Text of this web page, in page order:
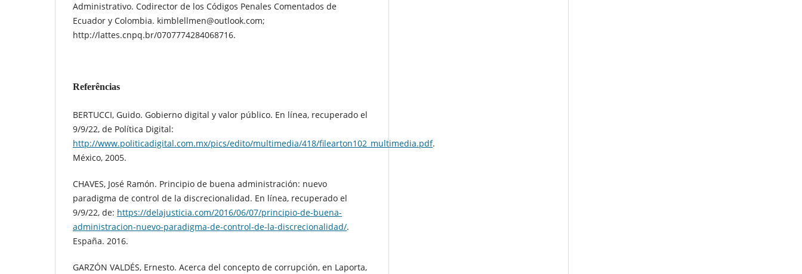
Administrativo. Codirector de los Códigos Penales Comentados de
Ecuador y Colombia. kimblellmen@outlook.com;
http://lattes.cnpq.br/0707774284068716.
Referências
BERTUCCI, Guido. Gobierno digital y valor público. En línea, recuperado el
9/9/22, de Política Digital:
http://www.politicadigital.com.mx/pics/edito/multimedia/418/filearton102_multimedia.pdf.
México, 2005.
CHAVES, José Ramón. Principio de buena administración: nuevo
paradigma de control de la discrecionalidad. En línea, recuperado el
9/9/22, de: https://delajusticia.com/2016/06/07/principio-de-buena-
administracion-nuevo-paradigma-de-control-de-la-discrecionalidad/.
España. 2016.
GARZÓN VALDÉS, Ernesto. Acerca del concepto de corrupción, en Laporta,